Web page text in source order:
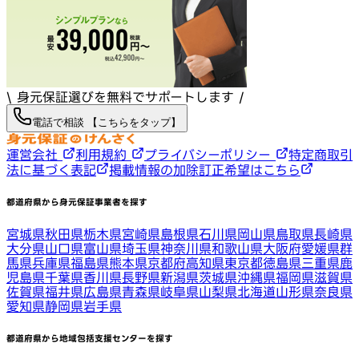
\ 身元保証選びを無料でサポートします /
電話で相談 【こちらをタップ】
運営会社 利用規約 プライバシーポリシー
特定商取引
法に基づく表記
掲載情報の加除訂正希望はこちら
都道府県から身元保証事業者を探す
宮城県秋田県栃木県宮崎県島根県石川県岡山県鳥取県長崎県
大分県山口県富山県埼玉県神奈川県和歌山県大阪府愛媛県群
馬県兵庫県福島県熊本県京都府高知県東京都徳島県三重県鹿
児島県千葉県香川県長野県新潟県茨城県沖縄県福岡県滋賀県
佐賀県福井県広島県青森県岐阜県山梨県北海道山形県奈良県
愛知県静岡県岩手県
都道府県から地域包括支援センターを探す